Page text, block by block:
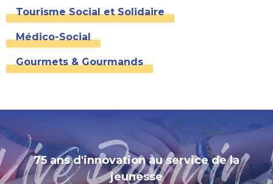
Tourisme Social et Solidaire
Médico-Social
Gourmets & Gourmands
75 ans d'innovation au service de la
jeunesse